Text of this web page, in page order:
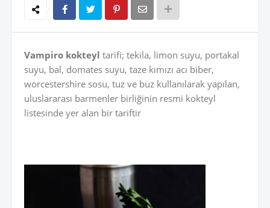
Vampiro kokteyl tarifi; tekila, limon suyu, portakal
suyu, bal, domates suyu, taze kımızı acı biber,
worcestershire sosu, tuz ve buz kullanılarak yapılan,
uluslararası barmenler birliğinin resmi kokteyl
listesinde yer alan bir tariftir